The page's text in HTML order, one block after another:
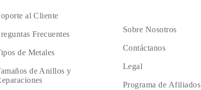
al Cliente
Frecuentes
de Metales
de Anillos y
Sobre Nosotros
Contáctanos
Legal
Programa de Afiliados